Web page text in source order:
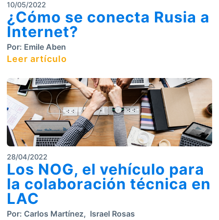
10/05/2022
¿Cómo se conecta Rusia a
Internet?
Por: Emile Aben
Leer artículo
28/04/2022
Los NOG, el vehículo para
la colaboración técnica en
LAC
Por: Carlos Martínez, Israel Rosas